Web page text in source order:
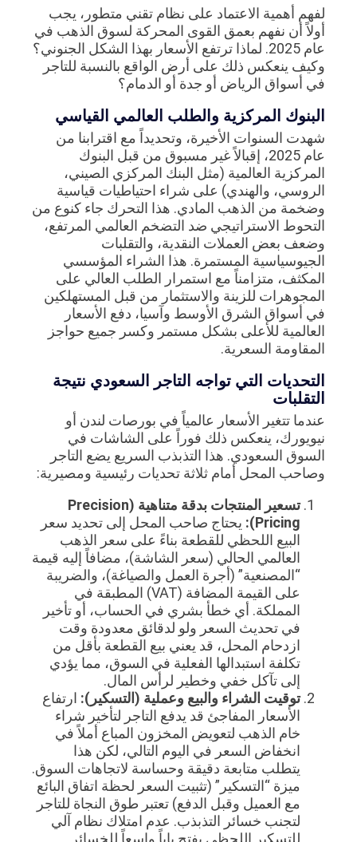
لفهم أهمية الاعتماد على نظام تقني متطور، يجب
أولاً أن نفهم بعمق القوى المحركة لسوق الذهب في
عام 2025. لماذا ترتفع الأسعار بهذا الشكل الجنوني؟
وكيف ينعكس ذلك على أرض الواقع بالنسبة للتاجر
في أسواق الرياض أو جدة أو الدمام؟
البنوك المركزية والطلب العالمي القياسي
شهدت السنوات الأخيرة، وتحديداً مع اقترابنا من
عام 2025، إقبالاً غير مسبوق من قبل البنوك
المركزية العالمية (مثل البنك المركزي الصيني،
الروسي، والهندي) على شراء احتياطيات قياسية
وضخمة من الذهب المادي. هذا التحرك جاء كنوع من
التحوط الاستراتيجي ضد التضخم العالمي المرتفع،
وضعف بعض العملات النقدية، والتقلبات
الجيوسياسية المستمرة. هذا الشراء المؤسسي
المكثف، متزامناً مع استمرار الطلب العالي على
المجوهرات للزينة والاستثمار من قبل المستهلكين
في أسواق الشرق الأوسط وآسيا، دفع الأسعار
العالمية للأعلى بشكل مستمر وكسر جميع حواجز
المقاومة السعرية.
التحديات التي تواجه التاجر السعودي نتيجة
التقلبات
عندما تتغير الأسعار عالمياً في بورصات لندن أو
نيويورك، ينعكس ذلك فوراً على الشاشات في
السوق السعودي. هذا التذبذب السريع يضع التاجر
وصاحب المحل أمام ثلاثة تحديات رئيسية ومصيرية:
تسعير المنتجات بدقة متناهية (Precision
Pricing): يحتاج صاحب المحل إلى تحديد سعر
البيع اللحظي للقطعة بناءً على سعر الذهب
العالمي الحالي (سعر الشاشة)، مضافاً إليه قيمة
“المصنعية” (أجرة العمل والصياغة)، والضريبة
على القيمة المضافة (VAT) المطبقة في
المملكة. أي خطأ بشري في الحساب، أو تأخير
في تحديث السعر ولو لدقائق معدودة وقت
ازدحام المحل، قد يعني بيع القطعة بأقل من
تكلفة استبدالها الفعلية في السوق، مما يؤدي
إلى تآكل خفي وخطير لرأس المال.
توقيت الشراء والبيع وعملية (التسكير):ارتفاع
الأسعار المفاجئ قد يدفع التاجر لتأخير شراء
خام الذهب لتعويض المخزون المباع أملاً في
انخفاض السعر في اليوم التالي، لكن هذا
يتطلب متابعة دقيقة وحساسة لاتجاهات السوق.
ميزة “التسكير” (تثبيت السعر لحظة اتفاق البائع
مع العميل وقبل الدفع) تعتبر طوق النجاة للتاجر
لتجنب خسائر التذبذب. عدم امتلاك نظام آلي